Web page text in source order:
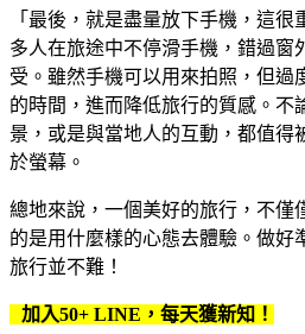
「最後，就是盡量放下手機，這
多人在旅途中不停滑手機，錯過窗
受。雖然手機可以用來拍照，但過
的時間，進而降低旅行的質感。不
景，或是與當地人的互動，都值得
於螢幕。
總地來說，一個美好的旅行，不僅
的是用什麼樣的心態去體驗。做好
旅行並不難！
加入50+ LINE，每天獲新知！